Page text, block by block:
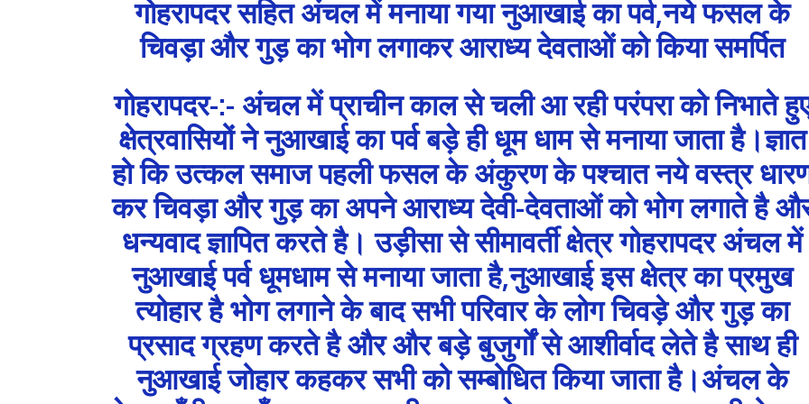
गोहरापदर सहित अंचल में मनाया गया नुआखाई का पर्व,नये फसल के
चिवड़ा और गुड़ का भोग लगाकर आराध्य देवताओं को किया समर्पित
गोहरापदर-:- अंचल में प्राचीन काल से चली आ रही परंपरा को निभाते
क्षेत्रवासियों ने नुआखाई का पर्व बड़े ही धूम धाम से मनाया जाता है।ज्ञात
हो कि उत्कल समाज पहली फसल के अंकुरण के पश्चात नये वस्त्र
कर चिवड़ा और गुड़ का अपने आराध्य देवी-देवताओं को भोग लगाते है
धन्यवाद ज्ञापित करते है। उड़ीसा से सीमावर्ती क्षेत्र गोहरापदर अंचल में
नुआखाई पर्व धूमधाम से मनाया जाता है,नुआखाई इस क्षेत्र का प्रमुख
त्योहार है भोग लगाने के बाद सभी परिवार के लोग चिवड़े और गुड़ का
प्रसाद ग्रहण करते है और और बड़े बुजुर्गों से आशीर्वाद लेते है साथ ही
नुआखाई जोहार कहकर सभी को सम्बोधित किया जाता है।अंचल के